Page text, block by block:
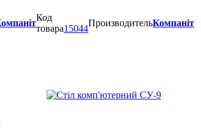
Код
товара15044
ПроизводительКомпаніт